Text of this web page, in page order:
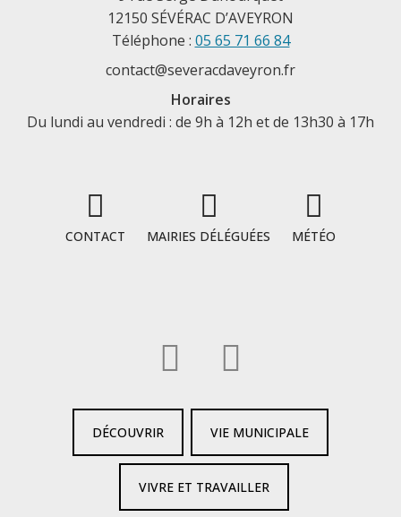
12150 SÉVÉRAC D’AVEYRON
Téléphone : 05 65 71 66 84
contact@severacdaveyron.fr
Horaires
Du lundi au vendredi : de 9h à 12h et de 13h30 à 17h
CONTACT MAIRIES DÉLÉGUÉES MÉTÉO
DÉCOUVRIR VIE MUNICIPALE
VIVRE ET TRAVAILLER